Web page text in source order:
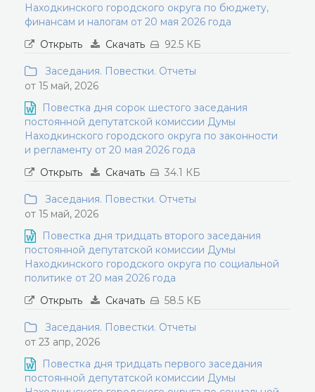
Находкинского городского округа по бюджету,
финансам и налогам от 20 мая 2026 года
Открыть
Скачать 92.5 КБ
Заседания. Повестки. Отчеты
от 15 май, 2026
Повестка дня сорок шестого заседания
постоянной депутатской комиссии Думы
Находкинского городского округа по законности
и регламенту от 20 мая 2026 года
Открыть
Скачать 34.1 КБ
Заседания. Повестки. Отчеты
от 15 май, 2026
Повестка дня тридцать второго заседания
постоянной депутатской комиссии Думы
Находкинского городского округа по социальной
политике от 20 мая 2026 года
Открыть
Скачать 58.5 КБ
Заседания. Повестки. Отчеты
от 23 апр, 2026
Повестка дня тридцать первого заседания
постоянной депутатской комиссии Думы